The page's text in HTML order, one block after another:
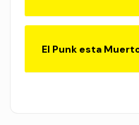
El Punk esta